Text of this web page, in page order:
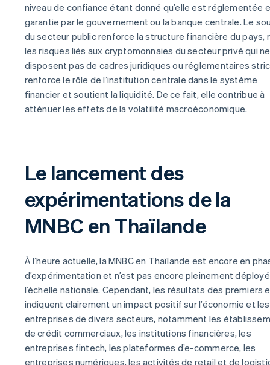
niveau de confiance étant donné qu’elle est réglementée
garantie par le gouvernement ou la banque centrale. Le
du secteur public renforce la structure financière du pays,
les risques liés aux cryptomonnaies du secteur privé qui ne
disposent pas de cadres juridiques ou réglementaires
renforce le rôle de l’institution centrale dans le système
financier et soutient la liquidité. De ce fait, elle contribue à
atténuer les effets de la volatilité macroéconomique.
Le lancement des
expérimentations de la
MNBC en Thaïlande
À l’heure actuelle, la MNBC en Thaïlande est encore en
d’expérimentation et n’est pas encore pleinement
l’échelle nationale. Cependant, les résultats des premiers
indiquent clairement un impact positif sur l’économie et les
entreprises de divers secteurs, notamment les
de crédit commerciaux, les institutions financières, les
entreprises fintech, les plateformes d’e-commerce, les
entreprises numériques, les activités de retail et de